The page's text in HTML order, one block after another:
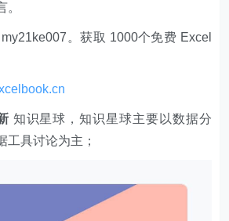
。获取 1000个免费 Excel
知识星球，知识星球主要以数据分
工具讨论为主；